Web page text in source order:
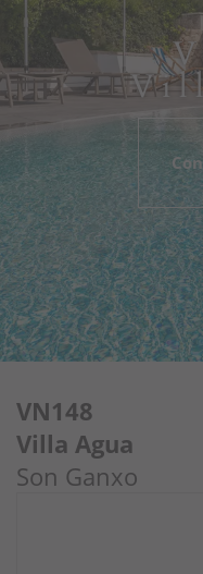
Ville
Minorca
Perché noi?
Proprietari
Portale
Son Ganxo
VN148
Villa Agua